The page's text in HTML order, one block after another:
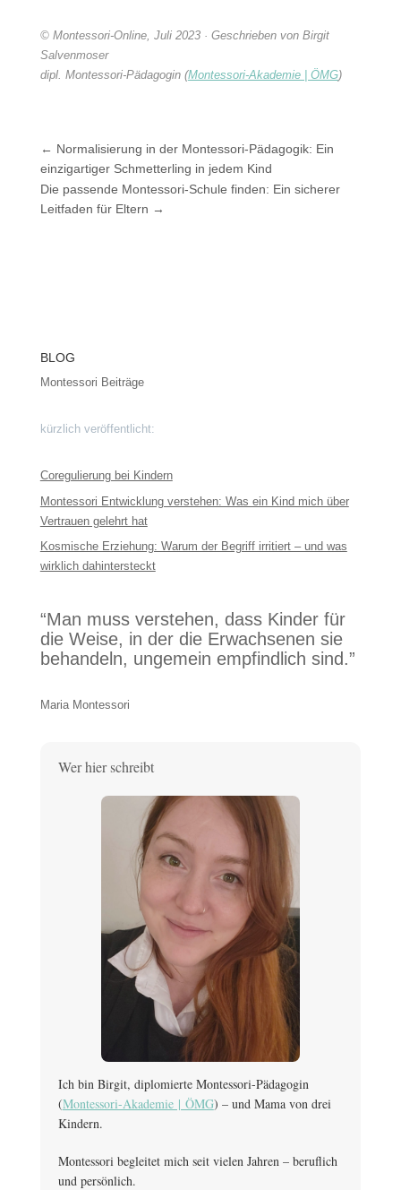
© Montessori-Online, Juli 2023 · Geschrieben von Birgit
Salvenmoser
dipl. Montessori-Pädagogin (Montessori-Akademie | ÖMG)
← Normalisierung in der Montessori-Pädagogik: Ein
einzigartiger Schmetterling in jedem Kind
Die passende Montessori-Schule finden: Ein sicherer
Leitfaden für Eltern →
BLOG
Montessori Beiträge
kürzlich veröffentlicht:
Coregulierung bei Kindern
Montessori Entwicklung verstehen: Was ein Kind mich über
Vertrauen gelehrt hat
Kosmische Erziehung: Warum der Begriff irritiert – und was
wirklich dahintersteckt
“Man muss verstehen, dass Kinder für
die Weise, in der die Erwachsenen sie
behandeln, ungemein empfindlich sind.”
Maria Montessori
Wer hier schreibt
Ich bin Birgit, diplomierte Montessori-Pädagogin
(Montessori-Akademie | ÖMG) – und Mama von drei
Kindern.
Montessori begleitet mich seit vielen Jahren – beruflich
und persönlich.